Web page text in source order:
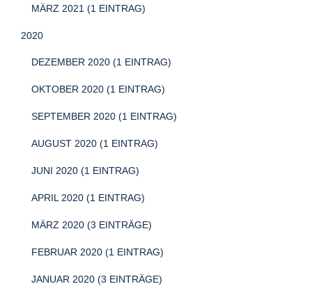
MÄRZ 2021 (1 EINTRAG)
2020
DEZEMBER 2020 (1 EINTRAG)
OKTOBER 2020 (1 EINTRAG)
SEPTEMBER 2020 (1 EINTRAG)
AUGUST 2020 (1 EINTRAG)
JUNI 2020 (1 EINTRAG)
APRIL 2020 (1 EINTRAG)
MÄRZ 2020 (3 EINTRÄGE)
FEBRUAR 2020 (1 EINTRAG)
JANUAR 2020 (3 EINTRÄGE)